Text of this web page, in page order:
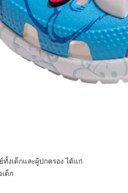
ทั้งเด็กและผู้ปกครอง ได้แก่
ด็ก